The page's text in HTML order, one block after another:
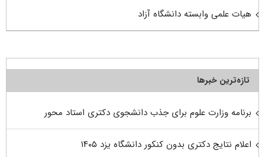
هیات علمی وابسته دانشگاه آزاد
تازه‌ترین خبرها
برنامه وزارت علوم برای جذب دانشجوی دکتری استاد محور
اعلام نتایج دکتری بدون کنکور دانشگاه یزد ۱۴۰۵